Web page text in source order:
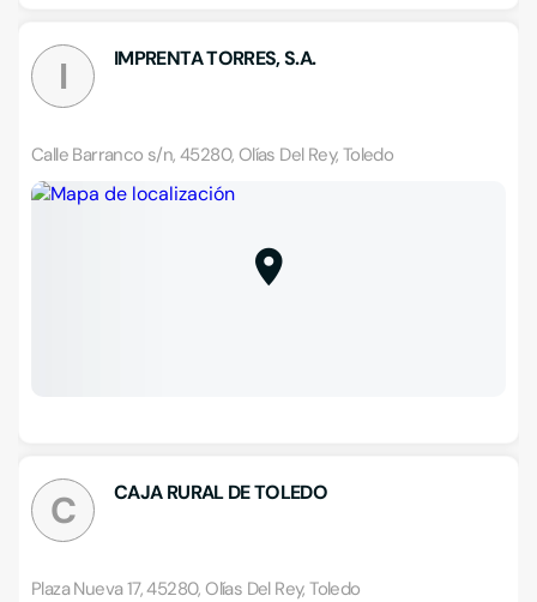
I IMPRENTA TORRES, S.A.
Calle Barranco s/n, 45280, Olías Del Rey, Toledo
C CAJA RURAL DE TOLEDO
Plaza Nueva 17, 45280, Olías Del Rey, Toledo